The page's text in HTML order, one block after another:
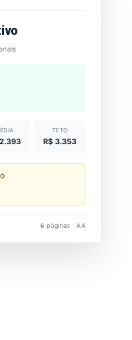
TETO
R$ 3.353
6 páginas · A4